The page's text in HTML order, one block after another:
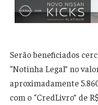
Serão beneficiados
“Notinha Legal” no
aproximadamente
com o “CredLivro” de